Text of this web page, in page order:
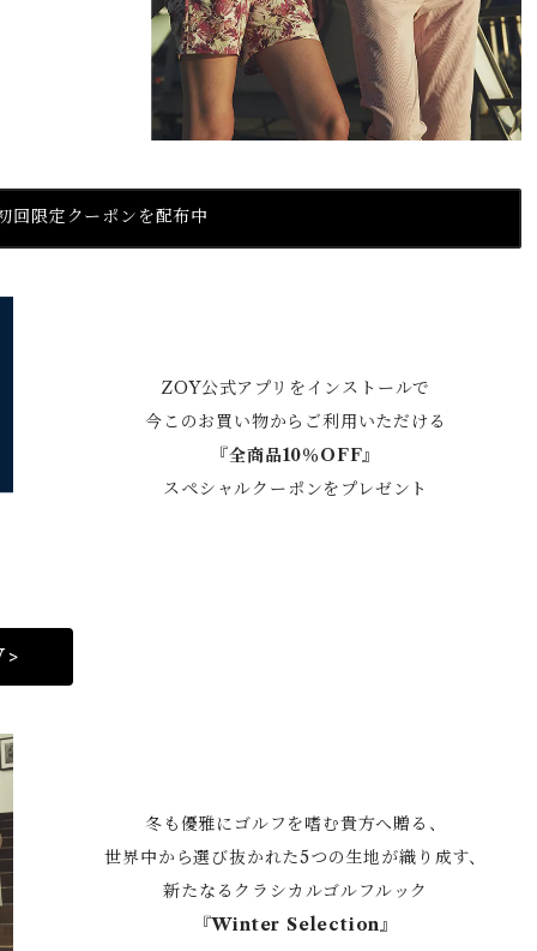
回限定クーポンを配布中
ZOY公式アプリをインストールで
今このお買い物からご利用いただける
『全商品10％OFF』
スペシャルクーポンをプレゼント
>
冬も優雅にゴルフを嗜む貴方へ贈る、
世界中から選び抜かれた5つの生地が織り成す、
新たなるクラシカルゴルフルック
『Winter Selection』